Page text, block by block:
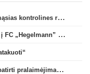
Vaikinų U15 rinktinė Taline sužaidė pirmąsias kontrolines rungtynes
Kristupas–Algirdas Padegimas sugrįžta į FC „Hegelmann” B sudėtį
Lietuvos klubų pasirodymai Europoje: patirti pralaimėjimai Kroatijos atstovams